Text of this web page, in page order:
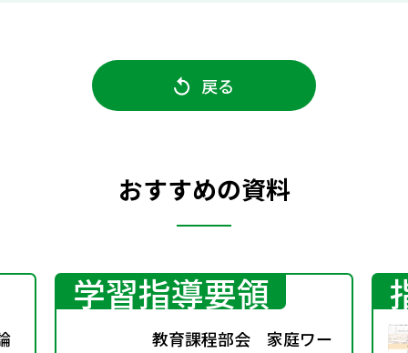
戻る
おすすめの資料
学習指導要領
教育課程部会 家庭ワー